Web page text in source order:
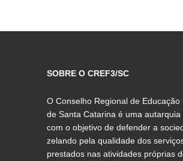
SOBRE O CREF3/SC
O Conselho Regional de Educação
de Santa Catarina é uma autarquia
com o objetivo de defender a
zelando pela qualidade dos
prestados nas atividades próprias